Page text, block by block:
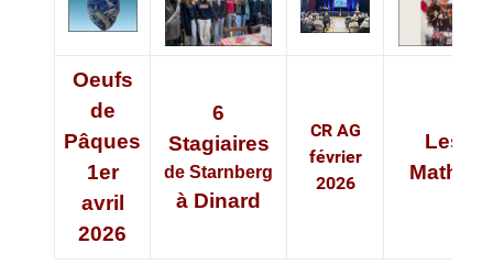
Oeufs
de
Pâques
1er
avril
2026
6
Stagiaires
de Starnberg
à Dinard
CR AG
février
2026
Les 2